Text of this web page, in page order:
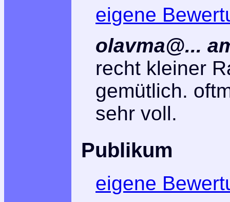
eigene
olavma@...
recht kleiner
gemütlich.
sehr voll.
Publikum
eigene